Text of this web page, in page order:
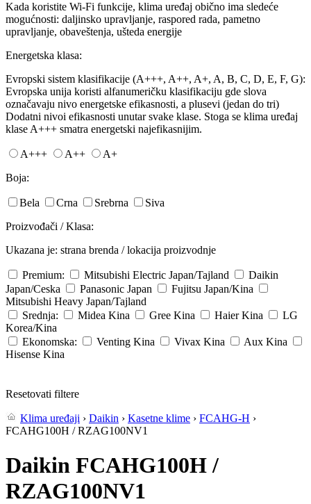
Kada koristite Wi-Fi funkcije, klima uređaj obično ima sledeće
mogućnosti: daljinsko upravljanje, raspored rada, pametno
upravljanje, obaveštenja, ušteda energije
Energetska klasa:
Evropski sistem klasifikacije (A+++, A++, A+, A, B, C, D, E, F, G):
Evropska unija koristi alfanumeričku klasifikaciju gde slova
označavaju nivo energetske efikasnosti, a plusevi (jedan do tri)
Dodatni nivoi efikasnosti unutar svake klase. Stoga se klima uređaj
klase A+++ smatra energetski najefikasnijim.
A+++ A++
A+
Boja:
Bela Crna Srebrna
Siva
Proizvođači / Klasa:
Ukazana je: strana brenda / lokacija proizvodnje
Premium: Mitsubishi Electric Japan/Tajland
Daikin
Japan/Ceska
Panasonic Japan Fujitsu Japan/Kina
Mitsubishi Heavy Japan/Tajland
Srednja:
Midea Kina Gree Kina Haier Kina
LG
Korea/Kina
Ekonomska:
Venting Kina Vivax Kina Aux Kina
Hisense Kina
Resetovati filtere
Klima uređaji › Daikin › Kasetne klime › FCAHG-H ›
FCAHG100H / RZAG100NV1
Daikin FCAHG100H /
RZAG100NV1